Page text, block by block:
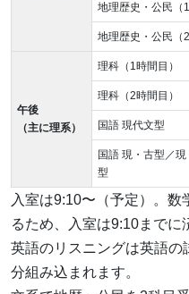
地理歴史・公民（1
地理歴史・公民（2
午後
（主に理系）
理科（1時間目）
理科（2時間目）
国語 現代文型
国語 現・古型／
型
入室は9:10〜（予定）。
るため、入室は9:10までに
英語のリスニングは英語
分組み込まれます。